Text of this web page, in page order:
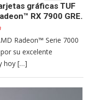
gráficas TUF
RX 7900 GRE.
Radeon™ Serie 7000
su excelente
hoy […]